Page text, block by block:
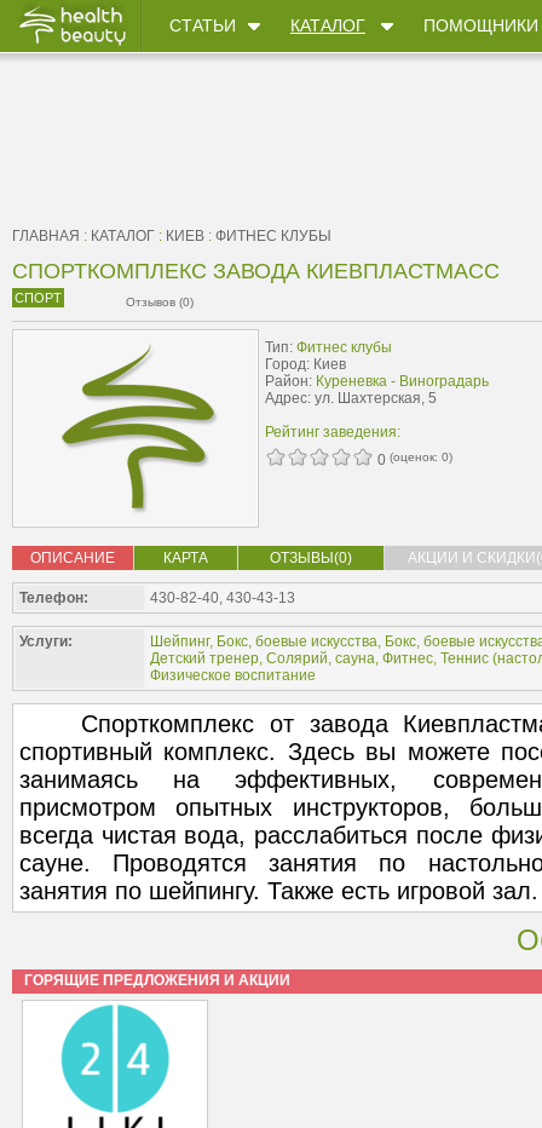
СТАТЬИ КАТАЛОГ ПОМОЩНИКИ
ГЛАВНАЯ : КАТАЛОГ : КИЕВ : ФИТНЕС КЛУБЫ
СПОРТКОМПЛЕКС ЗАВОДА КИЕВПЛАСТМАСС
СПОРТ Отзывов (0)
Тип: Фитнес клубы
Город: Киев
Район: Куреневка - Виноградарь
Адрес: ул. Шахтерская, 5
Рейтинг заведения:
0 (оценок: 0)
ОПИСАНИЕ КАРТА ОТЗЫВЫ(0) АКЦИИ И
Телефон: 430-82-40, 430-43-13
Услуги: Шейпинг, Бокс, боевые искусства, Бокс, боевые
Детский тренер, Солярий, сауна, Фитнес, Теннис (
Физическое воспитание
Спорткомплекс от завода
спортивный комплекс. Здесь вы можете
занимаясь на эффективных,
присмотром опытных инструкторов,
всегда чистая вода, расслабиться после
сауне. Проводятся занятия по
занятия по шейпингу. Также есть игровой зал.
ГОРЯЩИЕ ПРЕДЛОЖЕНИЯ И АКЦИИ